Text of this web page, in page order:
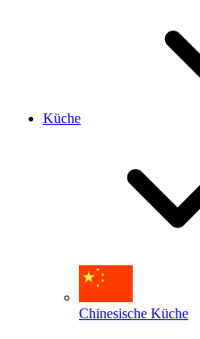
Küche
Chinesische Küche